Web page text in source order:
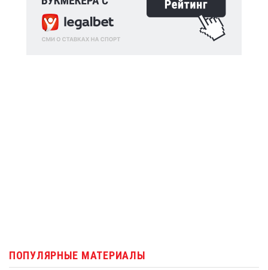
ПОПУЛЯРНЫЕ МАТЕРИАЛЫ